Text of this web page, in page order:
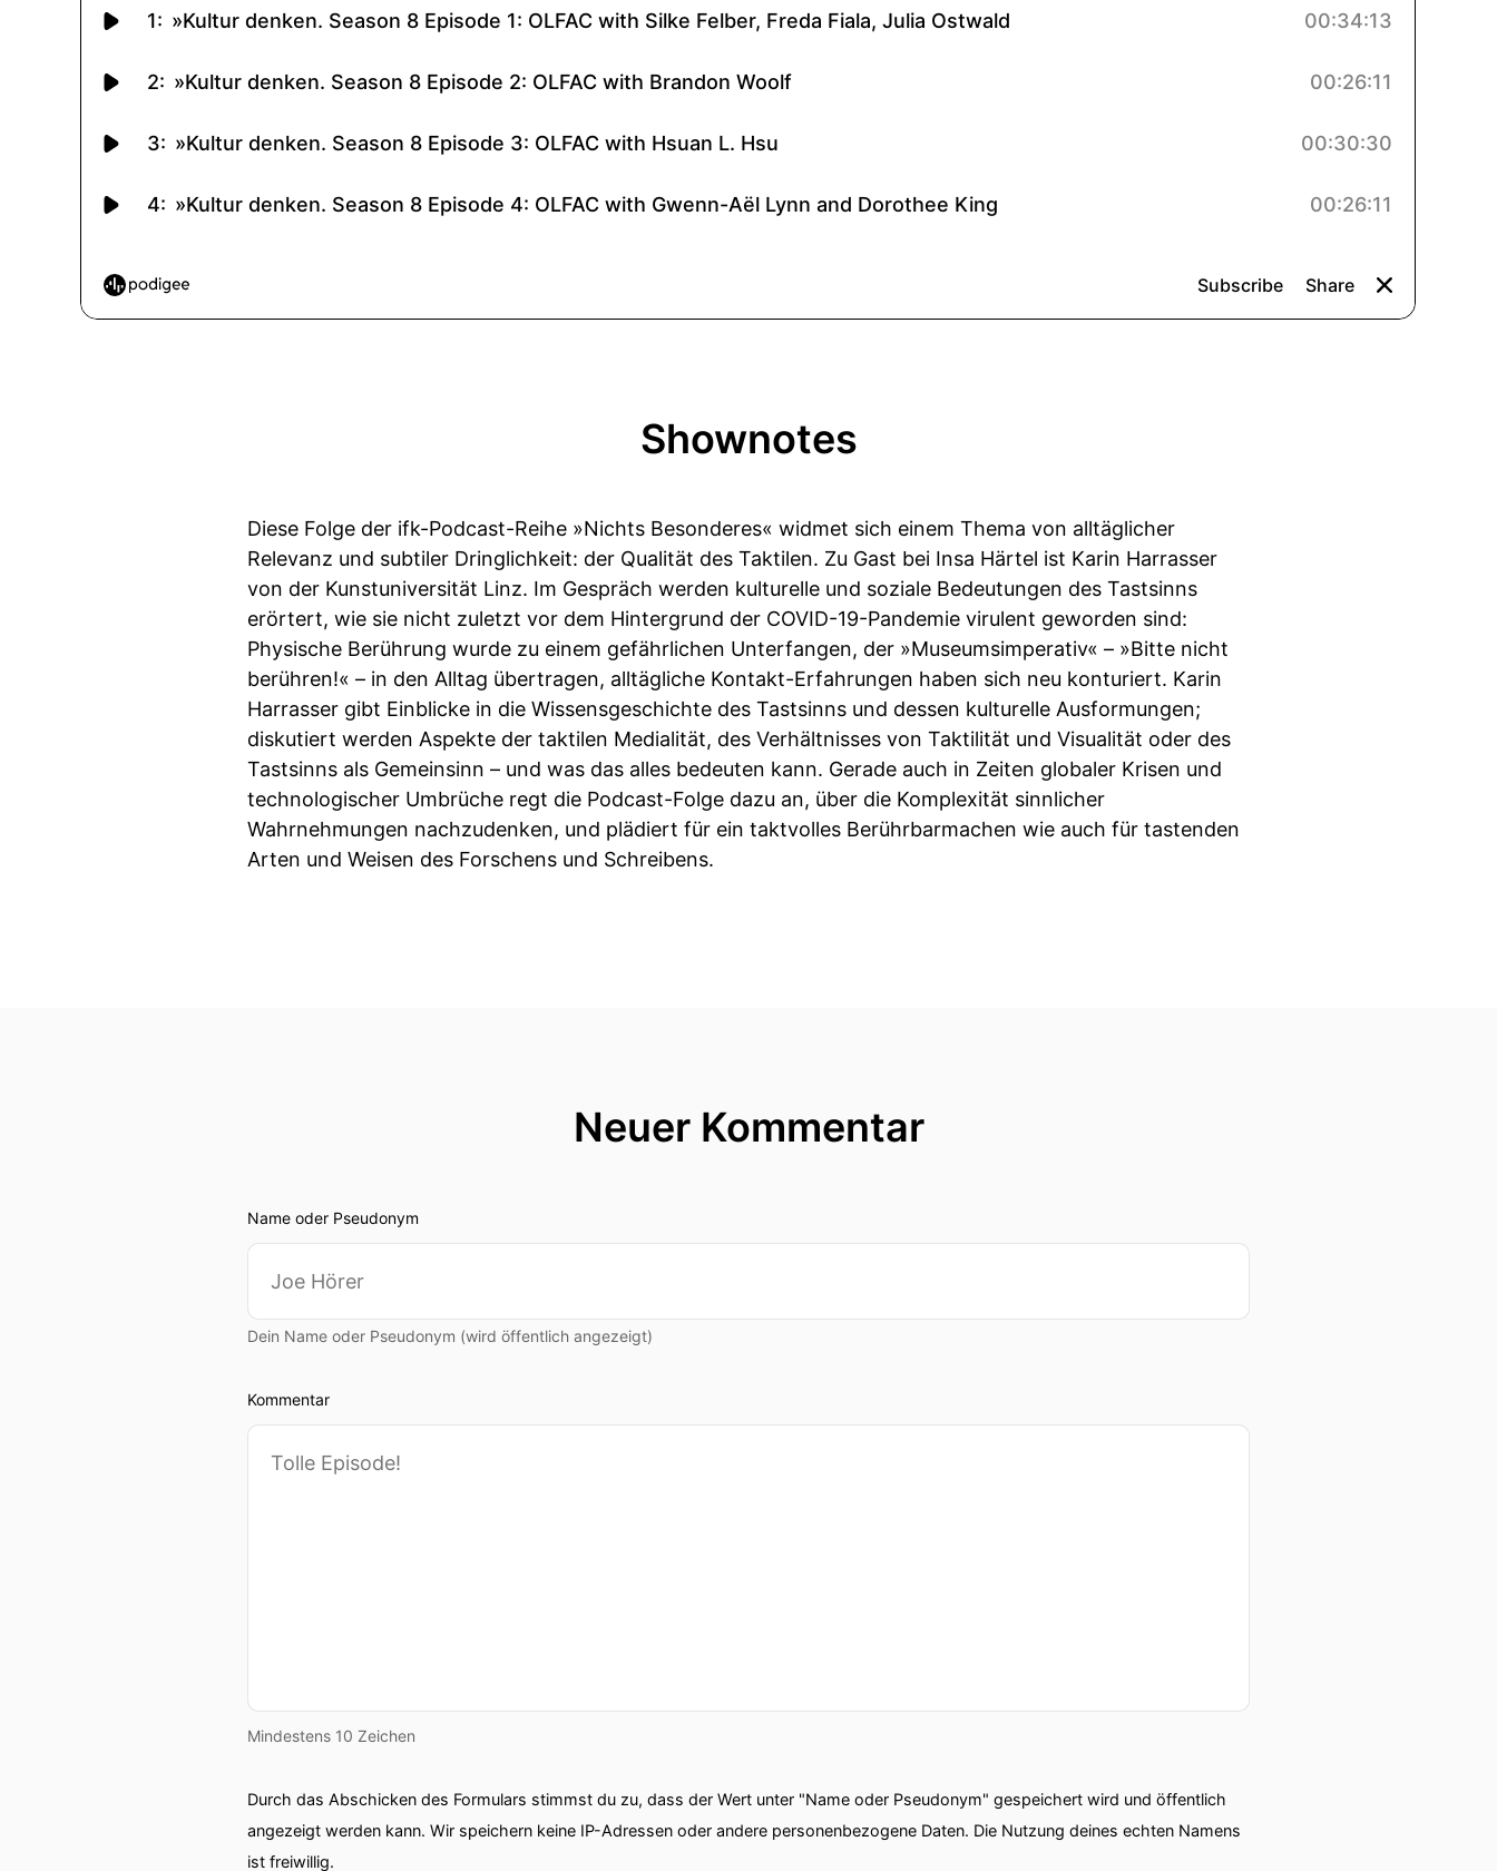
Shownotes
Diese Folge der ifk-Podcast-Reihe »Nichts Besonderes« widmet sich einem Thema von alltäglicher
Relevanz und subtiler Dringlichkeit: der Qualität des Taktilen. Zu Gast bei Insa Härtel ist Karin Harrasser
von der Kunstuniversität Linz. Im Gespräch werden kulturelle und soziale Bedeutungen des Tastsinns
erörtert, wie sie nicht zuletzt vor dem Hintergrund der COVID-19-Pandemie virulent geworden sind:
Physische Berührung wurde zu einem gefährlichen Unterfangen, der »Museumsimperativ« – »Bitte nicht
berühren!« – in den Alltag übertragen, alltägliche Kontakt-Erfahrungen haben sich neu konturiert. Karin
Harrasser gibt Einblicke in die Wissensgeschichte des Tastsinns und dessen kulturelle Ausformungen;
diskutiert werden Aspekte der taktilen Medialität, des Verhältnisses von Taktilität und Visualität oder des
Tastsinns als Gemeinsinn – und was das alles bedeuten kann. Gerade auch in Zeiten globaler Krisen und
technologischer Umbrüche regt die Podcast-Folge dazu an, über die Komplexität sinnlicher
Wahrnehmungen nachzudenken, und plädiert für ein taktvolles Berührbarmachen wie auch für tastenden
Arten und Weisen des Forschens und Schreibens.
Neuer Kommentar
Name oder Pseudonym
Dein Name oder Pseudonym (wird öffentlich angezeigt)
Kommentar
Mindestens 10 Zeichen
Durch das Abschicken des Formulars stimmst du zu, dass der Wert unter "Name oder Pseudonym" gespeichert wird und öffentlich
angezeigt werden kann. Wir speichern keine IP-Adressen oder andere personenbezogene Daten. Die Nutzung deines echten Namens
ist freiwillig.